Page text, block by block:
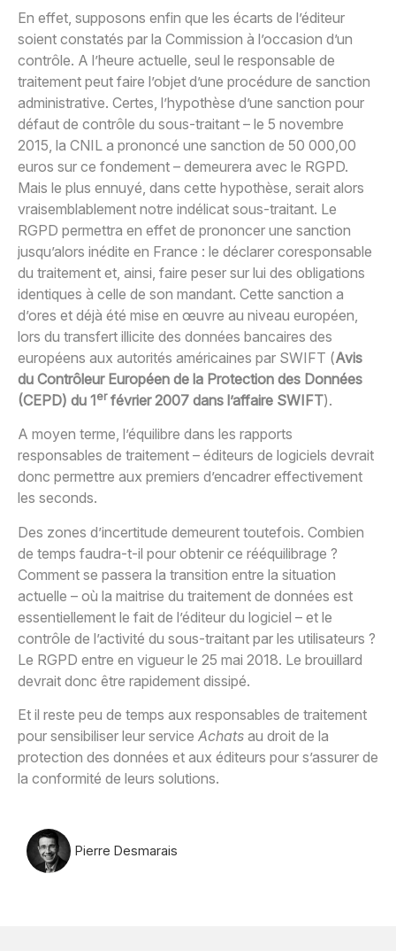
En effet, supposons enfin que les écarts de l’éditeur
soient constatés par la Commission à l’occasion d’un
contrôle. A l’heure actuelle, seul le responsable de
traitement peut faire l’objet d’une procédure de sanction
administrative. Certes, l’hypothèse d’une sanction pour
défaut de contrôle du sous-traitant – le 5 novembre
2015, la CNIL a prononcé une sanction de 50 000,00
euros sur ce fondement – demeurera avec le RGPD.
Mais le plus ennuyé, dans cette hypothèse, serait alors
vraisemblablement notre indélicat sous-traitant. Le
RGPD permettra en effet de prononcer une sanction
jusqu’alors inédite en France : le déclarer coresponsable
du traitement et, ainsi, faire peser sur lui des obligations
identiques à celle de son mandant. Cette sanction a
d’ores et déjà été mise en œuvre au niveau européen,
lors du transfert illicite des données bancaires des
européens aux autorités américaines par SWIFT (Avis
du Contrôleur Européen de la Protection des Données
(CEPD) du 1erfévrier 2007 dans l’affaire SWIFT).
A moyen terme, l’équilibre dans les rapports
responsables de traitement – éditeurs de logiciels devrait
donc permettre aux premiers d’encadrer effectivement
les seconds.
Des zones d’incertitude demeurent toutefois. Combien
de temps faudra-t-il pour obtenir ce rééquilibrage ?
Comment se passera la transition entre la situation
actuelle – où la maitrise du traitement de données est
essentiellement le fait de l’éditeur du logiciel – et le
contrôle de l’activité du sous-traitant par les utilisateurs ?
Le RGPD entre en vigueur le 25 mai 2018. Le brouillard
devrait donc être rapidement dissipé.
Et il reste peu de temps aux responsables de traitement
pour sensibiliser leur service Achats au droit de la
protection des données et aux éditeurs pour s’assurer de
la conformité de leurs solutions.
Pierre Desmarais